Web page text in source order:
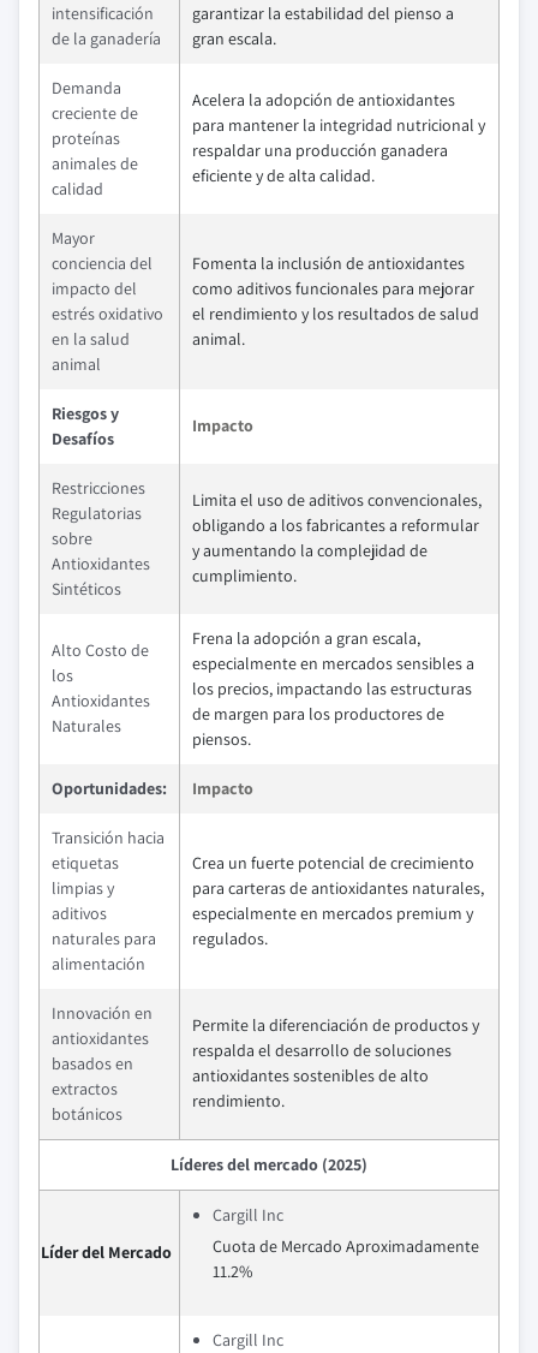
intensificación
de la ganadería
garantizar la estabilidad del pienso a
gran escala.
Demanda
creciente de
proteínas
animales de
calidad
Acelera la adopción de antioxidantes
para mantener la integridad nutricional y
respaldar una producción ganadera
eficiente y de alta calidad.
Mayor
conciencia del
impacto del
estrés oxidativo
en la salud
animal
Fomenta la inclusión de antioxidantes
como aditivos funcionales para mejorar
el rendimiento y los resultados de salud
animal.
Riesgos y
Desafíos
Impacto
Restricciones
Regulatorias
sobre
Antioxidantes
Sintéticos
Limita el uso de aditivos convencionales,
obligando a los fabricantes a reformular
y aumentando la complejidad de
cumplimiento.
Alto Costo de
los
Antioxidantes
Naturales
Frena la adopción a gran escala,
especialmente en mercados sensibles a
los precios, impactando las estructuras
de margen para los productores de
piensos.
Oportunidades: Impacto
Transición hacia
etiquetas
limpias y
aditivos
naturales para
alimentación
Crea un fuerte potencial de crecimiento
para carteras de antioxidantes naturales,
especialmente en mercados premium y
regulados.
Innovación en
antioxidantes
basados en
extractos
botánicos
Permite la diferenciación de productos y
respalda el desarrollo de soluciones
antioxidantes sostenibles de alto
rendimiento.
Líderes del mercado (2025)
Líder del Mercado
Cargill Inc
Cuota de Mercado Aproximadamente
11.2%
Cargill Inc